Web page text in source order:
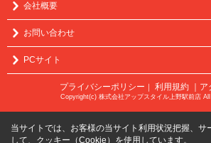
会社概要
お問い合わせ
PCサイト
プライバシーポリシー 利用規約 ｜
Copyright(c) 株式会社アップスタイル上野駅前店
当サイトでは、お客様の当サイト利用状況把握、サ
して、クッキー（Cookie）を使用しています。